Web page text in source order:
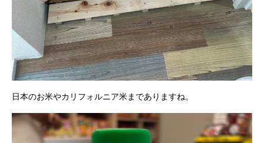
日本のお米やカリフォルニア米までありますね。